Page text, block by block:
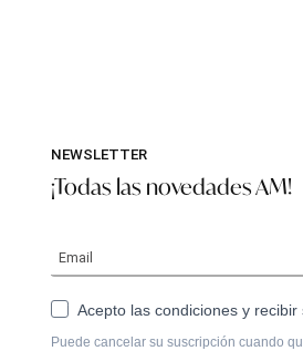
NEWSLETTER
¡Todas las novedades AM!
Acepto las condiciones y recibir
Puede cancelar su suscripción cuando